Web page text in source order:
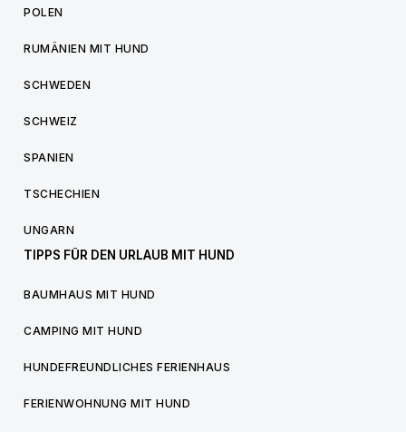
POLEN
RUMÄNIEN MIT HUND
SCHWEDEN
SCHWEIZ
SPANIEN
TSCHECHIEN
UNGARN
TIPPS FÜR DEN URLAUB MIT HUND
BAUMHAUS MIT HUND
CAMPING MIT HUND
HUNDEFREUNDLICHES FERIENHAUS
FERIENWOHNUNG MIT HUND